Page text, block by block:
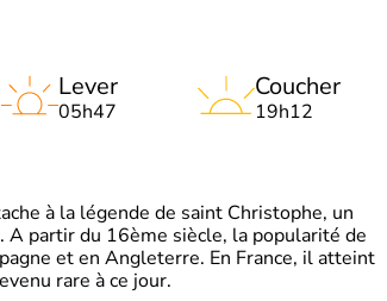
Lever
05h47
Coucher
19h12
à la légende de saint Christophe, un
partir du 16ème siècle, la popularité de
et en Angleterre. En France, il atteint
rare à ce jour.